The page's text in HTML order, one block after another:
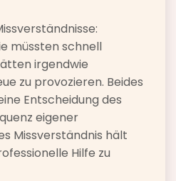
müssten schnell
irgendwie
zu provozieren. Beides
Entscheidung des
eigener
Missverständnis hält
Hilfe zu